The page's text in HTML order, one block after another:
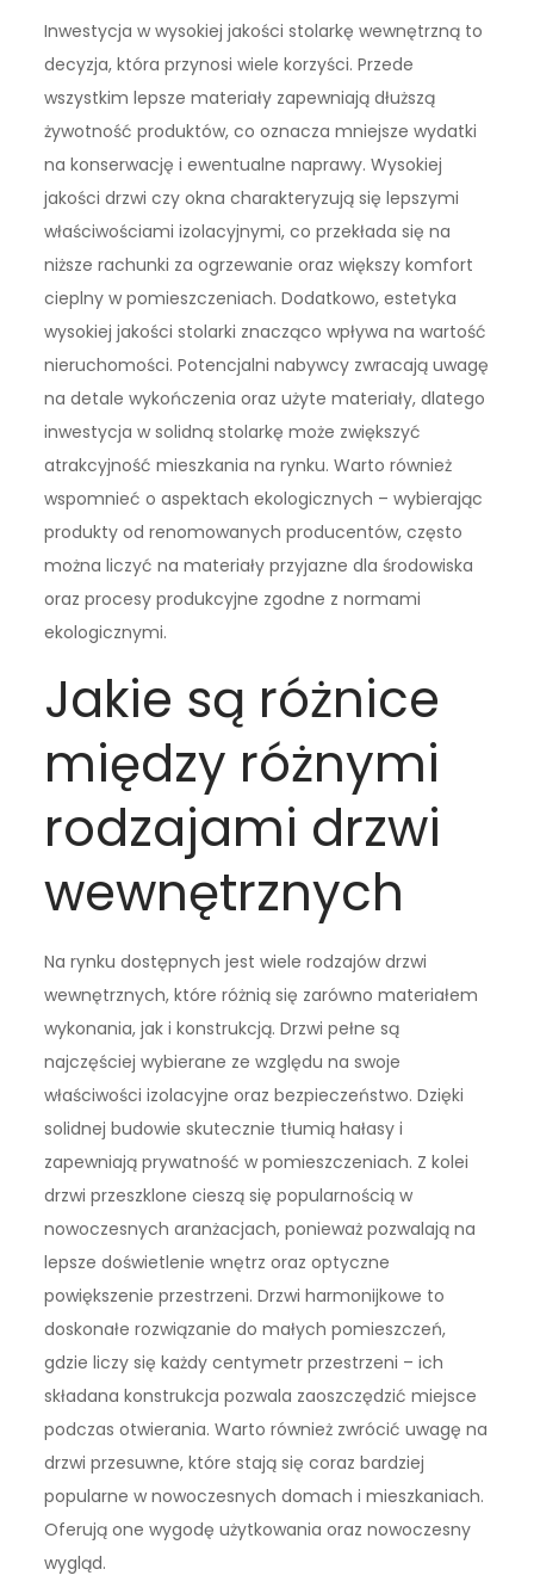
Inwestycja w wysokiej jakości stolarkę wewnętrzną to
decyzja, która przynosi wiele korzyści. Przede
wszystkim lepsze materiały zapewniają dłuższą
żywotność produktów, co oznacza mniejsze wydatki
na konserwację i ewentualne naprawy. Wysokiej
jakości drzwi czy okna charakteryzują się lepszymi
właściwościami izolacyjnymi, co przekłada się na
niższe rachunki za ogrzewanie oraz większy komfort
cieplny w pomieszczeniach. Dodatkowo, estetyka
wysokiej jakości stolarki znacząco wpływa na wartość
nieruchomości. Potencjalni nabywcy zwracają uwagę
na detale wykończenia oraz użyte materiały, dlatego
inwestycja w solidną stolarkę może zwiększyć
atrakcyjność mieszkania na rynku. Warto również
wspomnieć o aspektach ekologicznych – wybierając
produkty od renomowanych producentów, często
można liczyć na materiały przyjazne dla środowiska
oraz procesy produkcyjne zgodne z normami
ekologicznymi.
Jakie są różnice
między różnymi
rodzajami drzwi
wewnętrznych
Na rynku dostępnych jest wiele rodzajów drzwi
wewnętrznych, które różnią się zarówno materiałem
wykonania, jak i konstrukcją. Drzwi pełne są
najczęściej wybierane ze względu na swoje
właściwości izolacyjne oraz bezpieczeństwo. Dzięki
solidnej budowie skutecznie tłumią hałasy i
zapewniają prywatność w pomieszczeniach. Z kolei
drzwi przeszklone cieszą się popularnością w
nowoczesnych aranżacjach, ponieważ pozwalają na
lepsze doświetlenie wnętrz oraz optyczne
powiększenie przestrzeni. Drzwi harmonijkowe to
doskonałe rozwiązanie do małych pomieszczeń,
gdzie liczy się każdy centymetr przestrzeni – ich
składana konstrukcja pozwala zaoszczędzić miejsce
podczas otwierania. Warto również zwrócić uwagę na
drzwi przesuwne, które stają się coraz bardziej
popularne w nowoczesnych domach i mieszkaniach.
Oferują one wygodę użytkowania oraz nowoczesny
wygląd.